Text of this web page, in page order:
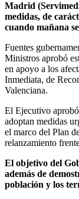
Madrid
medidas, de
cuando mañana
Fuentes
Ministros aprobó
en apoyo a los
Inmediata, de
Valenciana.
El Ejecutivo
adoptan medidas
el marco del Plan
relanzamiento
El objetivo del
además de
población y los